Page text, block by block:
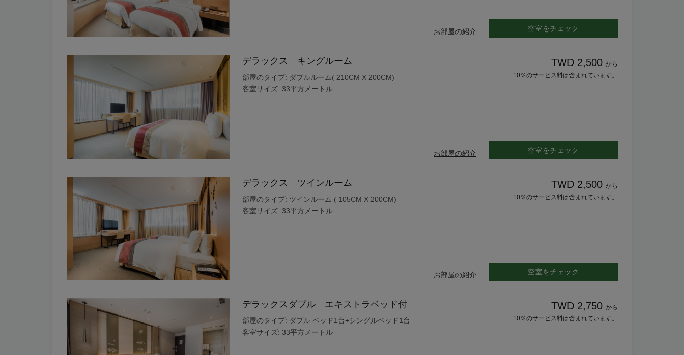
お部屋の紹介 空室をチェック
デラックス キングルーム
部屋のタイプ: ダブルルーム( 210CM X 200CM)
客室サイズ: 33平方メートル
お部屋の紹介
TWD 2,500 から
10％のサービス料は含まれています。
空室をチェック
デラックス ツインルーム
部屋のタイプ: ツインルーム ( 105CM X 200CM)
客室サイズ: 33平方メートル
お部屋の紹介
TWD 2,500 から
10％のサービス料は含まれています。
空室をチェック
デラックスダブル エキストラベッド付
部屋のタイプ: ダブル ベッド1台+シングルベッド1台
客室サイズ: 33平方メートル
TWD 2,750 から
10％のサービス料は含まれています。